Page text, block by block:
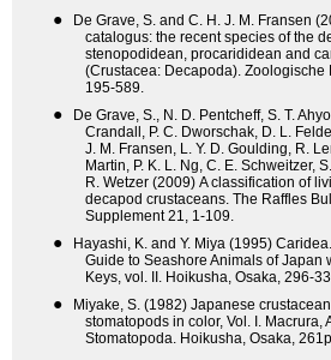
●
De Grave, S. and C. H. J. M. Fransen
catalogus: the recent species of the
stenopodidean, procarididean and
(Crustacea: Decapoda).
195-589.
●
De Grave, S., N. D. Pentcheff, S. T.
Crandall, P. C. Dworschak, D. L.
J. M. Fransen, L. Y. D. Goulding, R.
Martin, P. K. L. Ng, C. E. Schweitzer,
R. Wetzer (2009) A classification of
decapod crustaceans. The Raffles
Supplement 21, 1-109.
●
Hayashi, K. and Y. Miya (1995)
Guide to Seashore Animals of Japan
Keys, vol. II. Hoikusha, Osaka, 296-
●
Miyake, S. (1982) Japanese
stomatopods in color, Vol. I. Macrura,
Stomatopoda. Hoikusha, Osaka,